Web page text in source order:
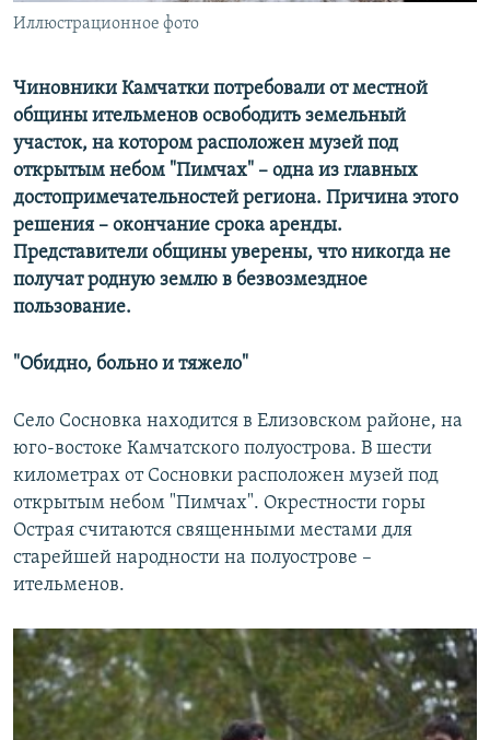
Все сайты RFE/RL
Иллюстрационное фото
Чиновники Камчатки потребовали от местной
общины ительменов освободить земельный
участок, на котором расположен музей под
открытым небом "Пимчах" – одна из главных
достопримечательностей региона. Причина этого
решения – окончание срока аренды.
Представители общины уверены, что никогда не
получат родную землю в безвозмездное
пользование.
"Обидно, больно и тяжело"
Село Сосновка находится в Елизовском районе, на
юго-востоке Камчатского полуострова. В шести
километрах от Сосновки расположен музей под
открытым небом "Пимчах". Окрестности горы
Острая считаются священными местами для
старейшей народности на полуострове –
ительменов.